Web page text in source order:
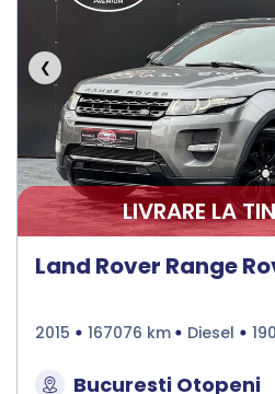
❮
LIVRARE LA
Land Rover Range
2015 167076 km Diesel
Bucuresti Otopeni